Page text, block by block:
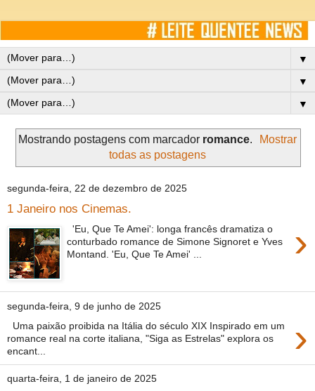
▼
▼
▼
Mostrando postagens com marcador romance.
Mostrar
todas as postagens
segunda-feira, 22 de dezembro de 2025
1 Janeiro nos Cinemas.
›
'Eu, Que Te Amei': longa francês dramatiza o
conturbado romance de Simone Signoret e Yves
Montand. 'Eu, Que Te Amei' ...
segunda-feira, 9 de junho de 2025
›
Uma paixão proibida na Itália do século XIX Inspirado em um
romance real na corte italiana, "Siga as Estrelas" explora os
encant...
quarta-feira, 1 de janeiro de 2025